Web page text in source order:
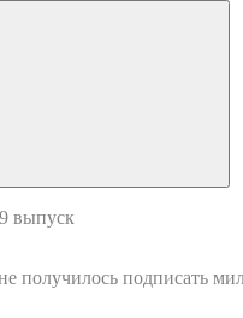
выпуск
получилось подписать